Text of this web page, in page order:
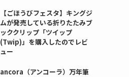
【ごほうびフェスタ】キングジ
ムが発売している折りたたみブ
ッククリップ「ツイップ
(Twip)」を購入したのでレビ
ュー
ancora（アンコーラ）万年筆